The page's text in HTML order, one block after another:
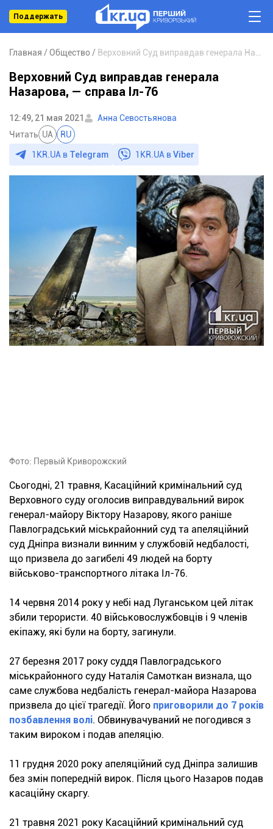
Поддержать
Главная Общество
Верховний Суд виправдав генерала
Назарова, — справа Іл-76
12:49, 21 мая 2021
Анна Севостьянова
Читать UA RU
1KR.UA в Telegram 1KR.UA вViber
Фото: Первый Криворожский
Сьогодні, 21 травня, Касаційний кримінальний суд
Верховного суду оголосив виправдувальний вирок
генерал-майору Віктору Назарову, якого раніше
Павлоградський міськрайонний суд та апеляційний
суд Дніпра визнали винним у службовій недбалості,
що призвела до загибелі 49 людей на борту
військово-транспортного літака Іл-76.
14 червня 2014 року у небі над Луганськом цей літак
збили терористи. 40 військовослужбовців і 9 членів
екіпажу, які були на борту, загинули.
27 березня 2017 року суддя Павлоградського
міськрайонного суду Наталія Самоткан визнала, що
саме службова недбалість генерал-майора Назарова
призвела до цієї трагедії. Його приговорили до 7 років
позбавлення волі. Обвинувачуваний не погодився з
таким вироком і подав апеляцію.
11 грудня 2020 року апеляційний суд Дніпра залишив
без змін попередній вирок. Після цього Назаров подав
касаційну скаргу.
21 травня 2021 року Касаційний кримінальний суд